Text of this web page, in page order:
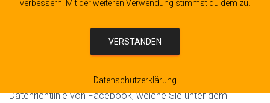
Verarbeitung und Nutzung der Daten durch Facebook sowie
den Datenschutzhinweisen, insbesondere der
Datenrichtlinie von Facebook, welche Sie unter dem
verbessern. Mit der weiteren Verwendung stimmst du dem zu.
VERSTANDEN
Datenschutzerklärung